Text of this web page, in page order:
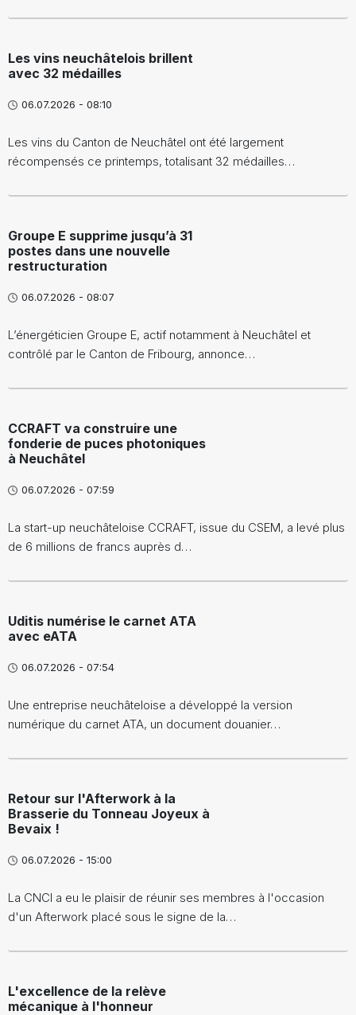
Les vins neuchâtelois brillent
avec 32 médailles
06.07.2026 - 08:10
Les vins du Canton de Neuchâtel ont été largement
récompensés ce printemps, totalisant 32 médailles…
Groupe E supprime jusqu’à 31
postes dans une nouvelle
restructuration
06.07.2026 - 08:07
L’énergéticien Groupe E, actif notamment à Neuchâtel et
contrôlé par le Canton de Fribourg, annonce…
CCRAFT va construire une
fonderie de puces photoniques
à Neuchâtel
06.07.2026 - 07:59
La start-up neuchâteloise CCRAFT, issue du CSEM, a levé plus
de 6 millions de francs auprès d…
Uditis numérise le carnet ATA
avec eATA
06.07.2026 - 07:54
Une entreprise neuchâteloise a développé la version
numérique du carnet ATA, un document douanier…
Retour sur l'Afterwork à la
Brasserie du Tonneau Joyeux à
Bevaix !
06.07.2026 - 15:00
La CNCI a eu le plaisir de réunir ses membres à l'occasion
d'un Afterwork placé sous le signe de la…
L'excellence de la relève
mécanique à l'honneur